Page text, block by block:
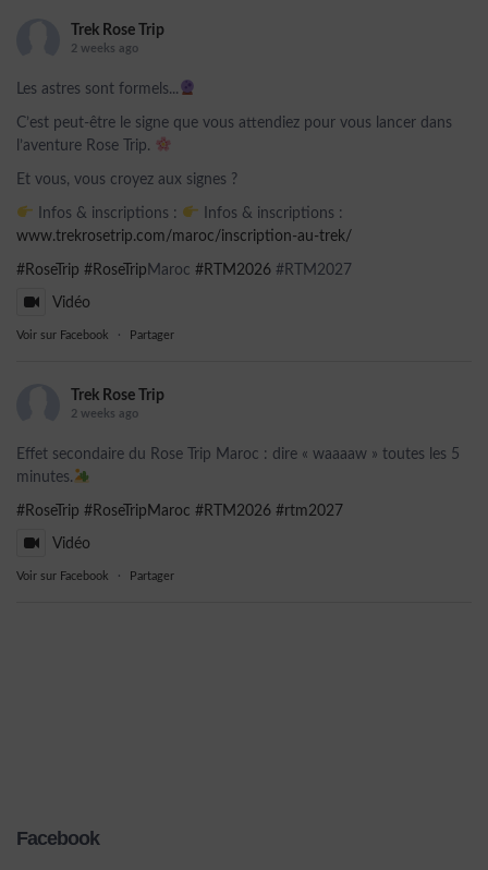
Trek Rose Trip
2 weeks ago
Les astres sont formels...
C’est peut-être le signe que vous attendiez pour vous lancer dans
l’aventure Rose Trip.
Et vous, vous croyez aux signes ?
Infos & inscriptions :
Infos & inscriptions :
www.trekrosetrip.com/maroc/inscription-au-trek/
#RoseTrip #RoseTrip Maroc #RTM2026 #RTM2027
Vidéo
Voir sur Facebook · Partager
Trek Rose Trip
2 weeks ago
Effet secondaire du Rose Trip Maroc : dire « waaaaw » toutes les 5
minutes.
#RoseTrip #RoseTripMaroc #RTM2026 #rtm2027
Vidéo
Voir sur Facebook · Partager
Facebook